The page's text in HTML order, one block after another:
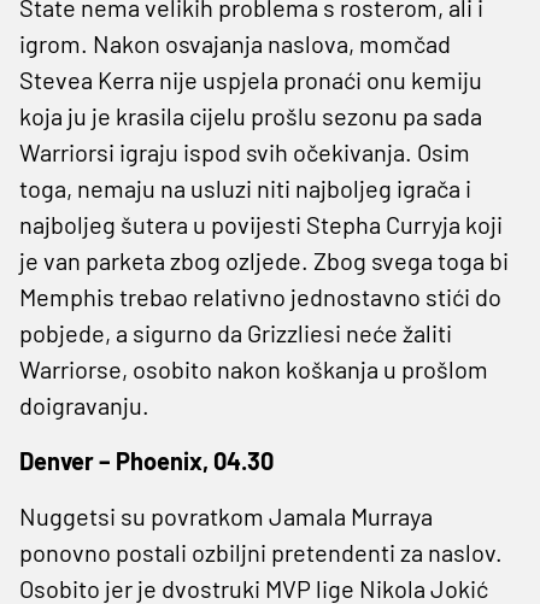
State nema velikih problema s rosterom, ali i
igrom. Nakon osvajanja naslova, momčad
Stevea Kerra nije uspjela pronaći onu kemiju
koja ju je krasila cijelu prošlu sezonu pa sada
Warriorsi igraju ispod svih očekivanja. Osim
toga, nemaju na usluzi niti najboljeg igrača i
najboljeg šutera u povijesti Stepha Curryja koji
je van parketa zbog ozljede. Zbog svega toga bi
Memphis trebao relativno jednostavno stići do
pobjede, a sigurno da Grizzliesi neće žaliti
Warriorse, osobito nakon koškanja u prošlom
doigravanju.
Denver – Phoenix, 04.30
Nuggetsi su povratkom Jamala Murraya
ponovno postali ozbiljni pretendenti za naslov.
Osobito jer je dvostruki MVP lige Nikola Jokić